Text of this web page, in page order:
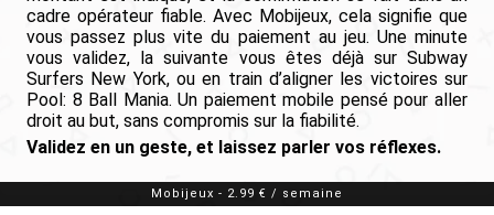
Mobijeux - 2.99 € / semaine
cadre opérateur fiable. Avec Mobijeux, cela signifie que
vous passez plus vite du paiement au jeu. Une minute
vous validez, la suivante vous êtes déjà sur Subway
Surfers New York, ou en train d’aligner les victoires sur
Pool: 8 Ball Mania. Un paiement mobile pensé pour aller
droit au but, sans compromis sur la fiabilité.
Validez en un geste, et laissez parler vos réflexes.